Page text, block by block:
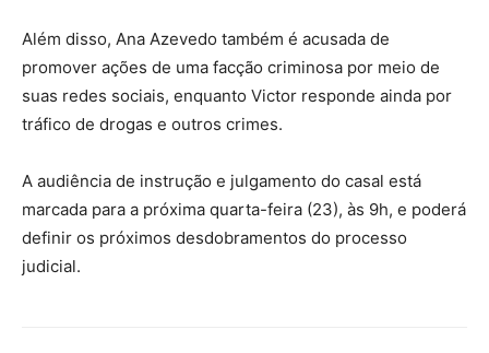
Além disso, Ana Azevedo também é acusada de
promover ações de uma facção criminosa por meio de
suas redes sociais, enquanto Victor responde ainda por
tráfico de drogas e outros crimes.
A audiência de instrução e julgamento do casal está
marcada para a próxima quarta-feira (23), às 9h, e poderá
definir os próximos desdobramentos do processo
judicial.